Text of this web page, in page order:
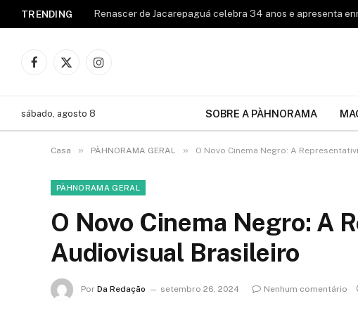
TRENDING
Facebook
X
Instagram
sábado, agosto 8 SOBRE A PÀHNORAMA
Casa » PÀHNORAMA GERAL » O Novo Cinema Negro: A
PÀHNORAMA GERAL
O Novo Cinema Negro: A
Audiovisual Brasileiro
Por Da Redação setembro 26, 2024 Nenhum comentário